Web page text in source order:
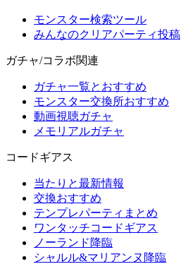
モンスター検索ツール
みんなのクリアパーティ投稿
ガチャ/コラボ関連
ガチャ一覧とおすすめ
モンスター交換所おすすめ
動画視聴ガチャ
メモリアルガチャ
コードギアス
当たりと最新情報
交換おすすめ
テンプレパーティまとめ
ワンタッチコードギアス
ノーランド降臨
シャルル&マリアンヌ降臨